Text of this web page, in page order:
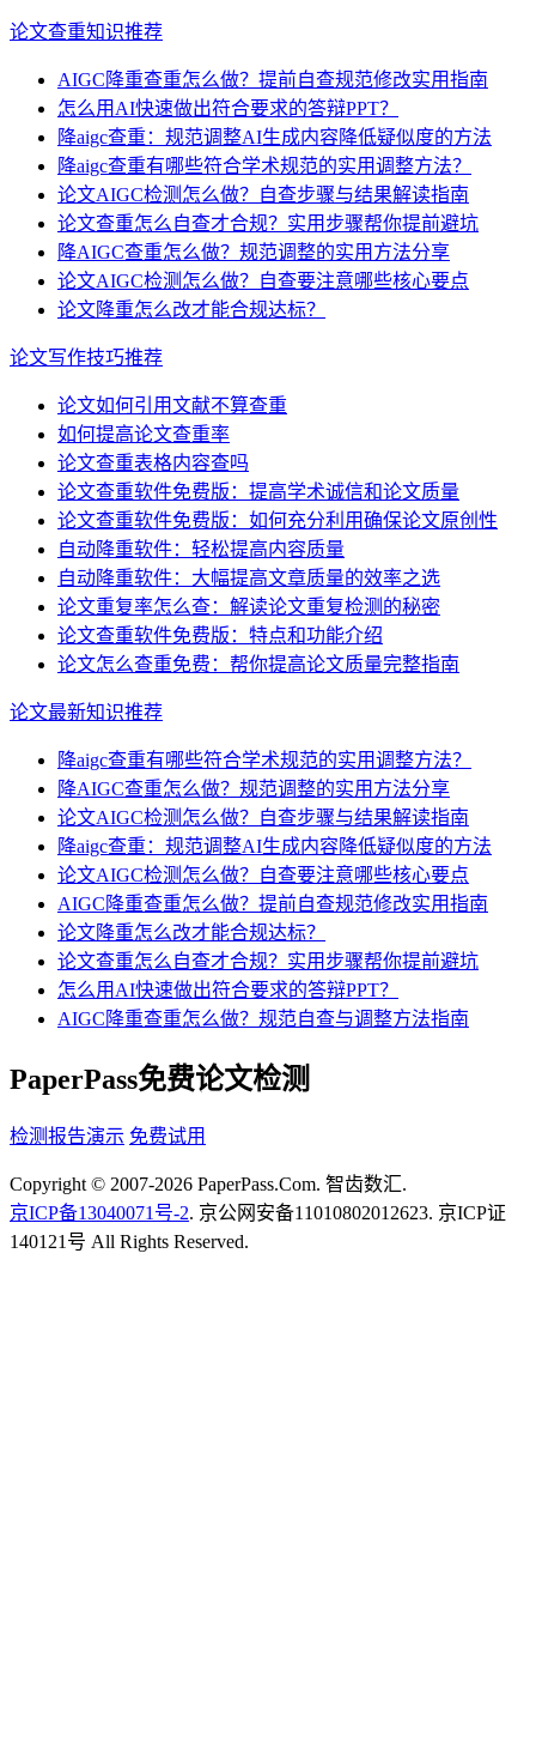
论文查重知识推荐
AIGC降重查重怎么做？提前自查规范修改实用指南
怎么用AI快速做出符合要求的答辩PPT？
降aigc查重：规范调整AI生成内容降低疑似度的方法
降aigc查重有哪些符合学术规范的实用调整方法？
论文AIGC检测怎么做？自查步骤与结果解读指南
论文查重怎么自查才合规？实用步骤帮你提前避坑
降AIGC查重怎么做？规范调整的实用方法分享
论文AIGC检测怎么做？自查要注意哪些核心要点
论文降重怎么改才能合规达标？
论文写作技巧推荐
论文如何引用文献不算查重
如何提高论文查重率
论文查重表格内容查吗
论文查重软件免费版：提高学术诚信和论文质量
论文查重软件免费版：如何充分利用确保论文原创性
自动降重软件：轻松提高内容质量
自动降重软件：大幅提高文章质量的效率之选
论文重复率怎么查：解读论文重复检测的秘密
论文查重软件免费版：特点和功能介绍
论文怎么查重免费：帮你提高论文质量完整指南
论文最新知识推荐
降aigc查重有哪些符合学术规范的实用调整方法？
降AIGC查重怎么做？规范调整的实用方法分享
论文AIGC检测怎么做？自查步骤与结果解读指南
降aigc查重：规范调整AI生成内容降低疑似度的方法
论文AIGC检测怎么做？自查要注意哪些核心要点
AIGC降重查重怎么做？提前自查规范修改实用指南
论文降重怎么改才能合规达标？
论文查重怎么自查才合规？实用步骤帮你提前避坑
怎么用AI快速做出符合要求的答辩PPT？
AIGC降重查重怎么做？规范自查与调整方法指南
PaperPass免费论文检测
检测报告演示 免费试用
Copyright © 2007-2026 PaperPass.Com. 智齿数汇.
京ICP备13040071号-2. 京公网安备11010802012623. 京ICP证
140121号 All Rights Reserved.